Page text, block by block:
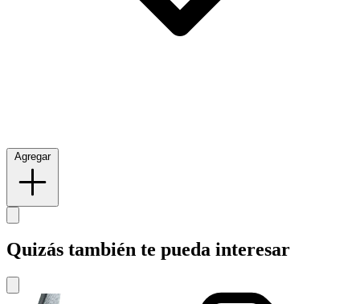
Agregar
Quizás también te pueda interesar